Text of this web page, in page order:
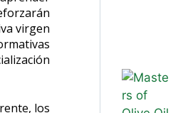
virgen
los